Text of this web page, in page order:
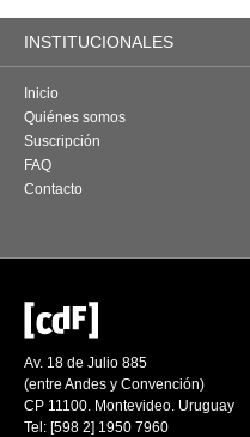
INSTITUCIONALES
Inicio
Quiénes somos
Suscripción
FAQ
Contacto
Av. 18 de Julio 885
(entre Andes y Convención)
CP 11100. Montevideo. Uruguay
Tel: [598 2] 1950 7960